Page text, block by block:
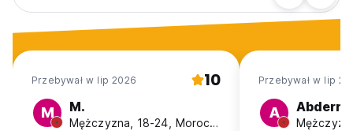
Przebywał w lip 2026 10
M M.
Mężczyzna, 18-24, Morocco
Przebywał w lip
A